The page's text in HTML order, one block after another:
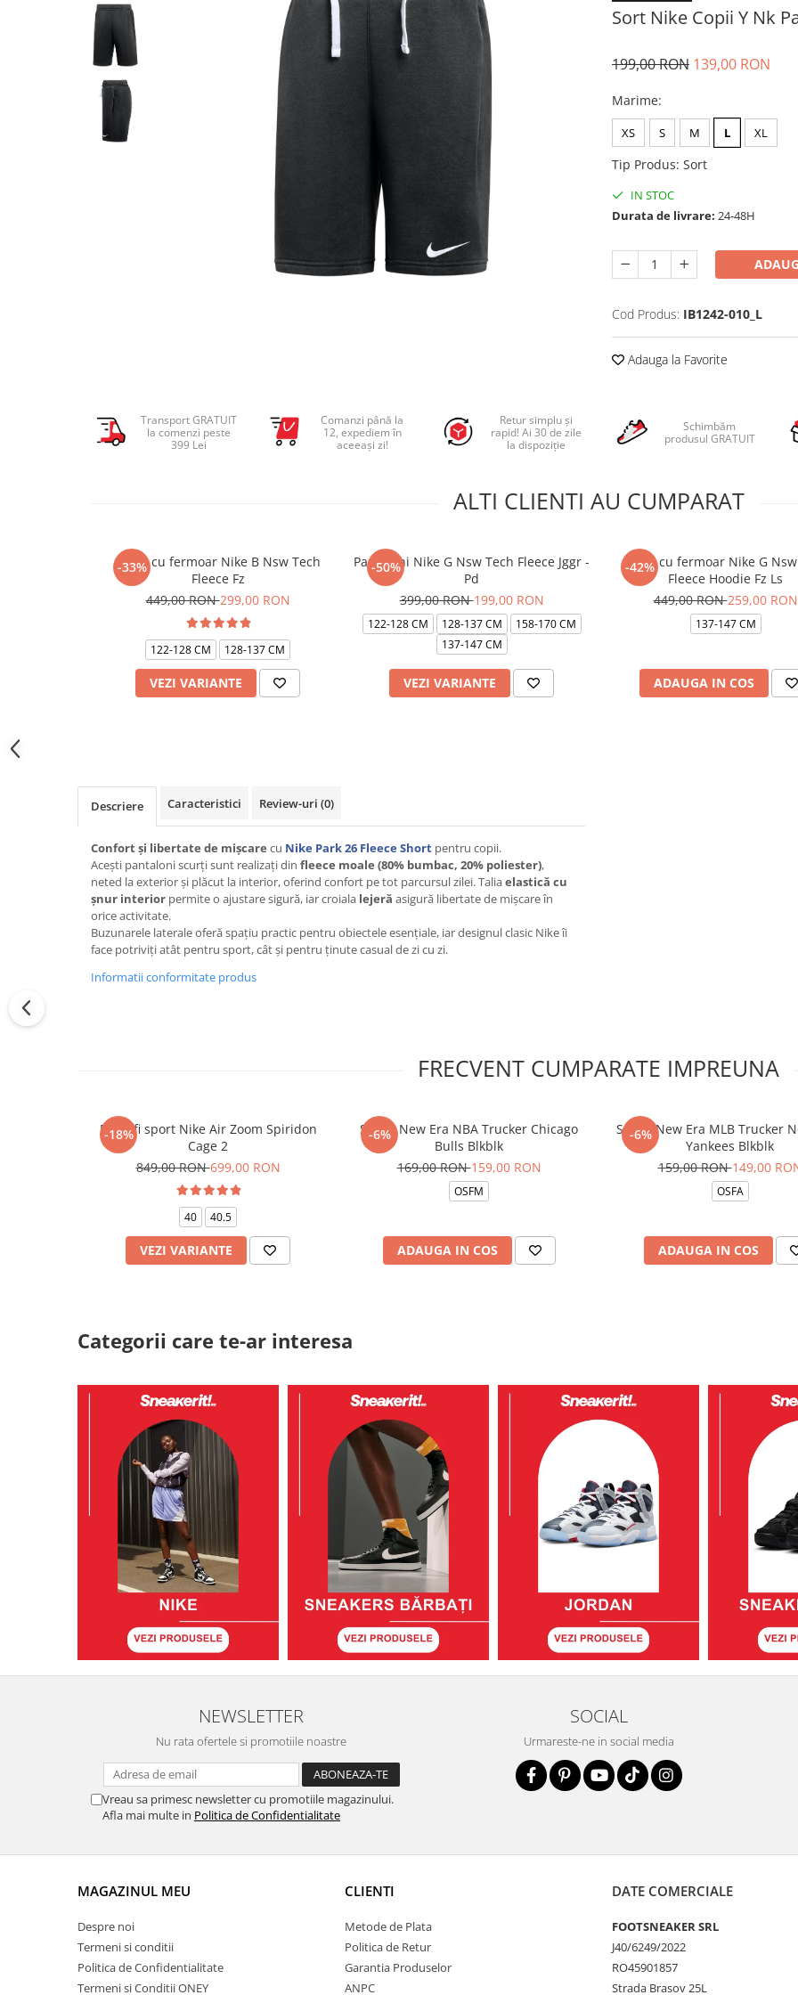
Pantaloni lungi copii
Geci si veste copii
Pantaloni scurti Copii
Sort Nike Copii Y Nk
199,00 RON 139,00 RON
Marime:
XS S M L XL
Tip Produs: Sort
IN STOC
Durata de livrare: 24-48H
Cod Produs: IB1242-010_L
Adauga la Favorite
Transport GRATUIT
la comenzi peste
399 Lei
Comanzi până la
12, expediem în
aceeași zi!
Retur simplu și
rapid! Ai 30 de zile
la dispoziție
Schimbăm
produsul GRATUIT
ALTI CLIENTI AU CUMPARAT
-33%
Bluza cu fermoar Nike B Nsw Tech
Fleece Fz
449,00 RON299,00 RON
122-128 CM 128-137 CM
VEZI VARIANTE
-50%
Pantaloni Nike G Nsw Tech Fleece Jggr -
Pd
399,00 RON199,00 RON
122-128 CM 128-137 CM
158-170 CM
137-147 CM
VEZI VARIANTE
-42%
Bluza cu fermoar Nike G
Fleece Hoodie Fz Ls
449,00 RON259,00 RON
137-147 CM
ADAUGA IN COS
Descriere Caracteristici Review-uri (0)
Confort și libertate de mișcare cu Nike Park 26 Fleece Short pentru copii.
Acești pantaloni scurți sunt realizați din fleece moale (80% bumbac, 20% poliester),
neted la exterior și plăcut la interior, oferind confort pe tot parcursul zilei. Taliaelastică cu
șnur interior permite o ajustare sigură, iar croiala lejeră asigură libertate de mișcare în
orice activitate.
Buzunarele laterale oferă spațiu practic pentru obiectele esențiale, iar designul clasic Nike îi
face potriviți atât pentru sport, cât și pentru ținute casual de zi cu zi.
Informatii conformitate produs
FRECVENT CUMPARATE IMPREUNA
-18%
Pantofi sport Nike Air Zoom Spiridon
Cage 2
849,00 RON699,00 RON
40 40.5
VEZI VARIANTE
-6%
Sapca New Era NBA Trucker Chicago
Bulls Blkblk
169,00 RON159,00 RON
OSFM
ADAUGA IN COS
-6%
Sapca New Era MLB Trucker
Yankees Blkblk
159,00 RON149,00
OSFA
ADAUGA IN COS
Categorii care te-ar interesa
NEWSLETTER
Nu rata ofertele si promotiile noastre
Vreau sa primesc newsletter cu promotiile magazinului.
Afla mai multe in Politica de Confidentialitate
SOCIAL
Urmareste-ne in social media
MAGAZINUL MEU
Despre noi
Termeni si conditii
Politica de Confidentialitate
Termeni si Conditii ONEY
CLIENTI
Metode de Plata
Politica de Retur
Garantia Produselor
ANPC
DATE COMERCIALE
FOOTSNEAKER SRL
J40/6249/2022
RO45901857
Strada Brasov 25L